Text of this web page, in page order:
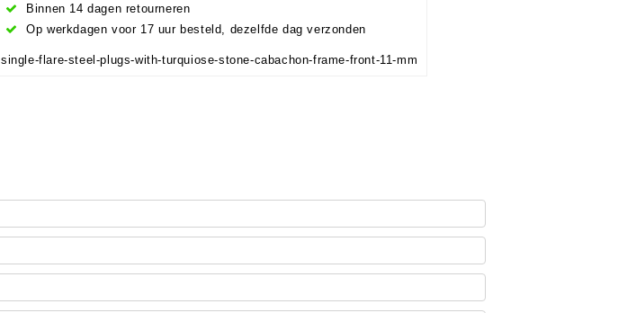
Binnen 14 dagen retourneren
Op werkdagen voor 17 uur besteld, dezelfde dag verzonden
single-flare-steel-plugs-with-turquiose-stone-cabachon-frame-front-11-mm